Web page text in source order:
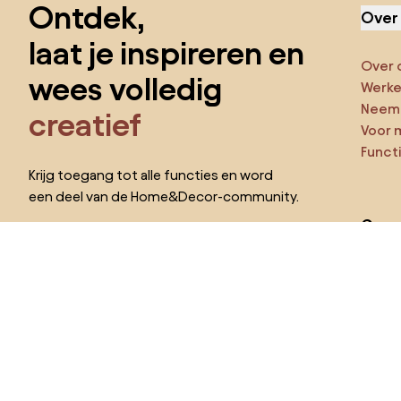
Ontdek,
laat je inspireren en
wees volledig
creatief
Krijg toegang tot alle functies en word
een deel van de Home&Decor-community.
Over
Over
Voor
Ga